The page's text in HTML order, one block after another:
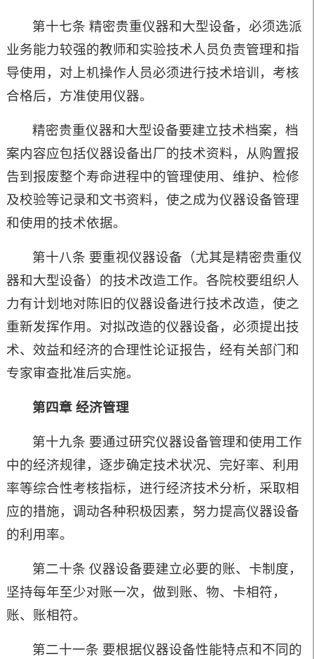
第十七条 精密贵重仪器和大型设备，必须选派
业务能力较强的教师和实验技术人员负责管理和指
导使用，对上机操作人员必须进行技术培训，考核
合格后，方准使用仪器。
精密贵重仪器和大型设备要建立技术档案，档
案内容应包括仪器设备出厂的技术资料，从购置报
告到报废整个寿命进程中的管理使用、维护、检修
及校验等记录和文书资料，使之成为仪器设备管理
和使用的技术依据。
第十八条 要重视仪器设备（尤其是精密贵重仪
器和大型设备）的技术改造工作。各院校要组织人
力有计划地对陈旧的仪器设备进行技术改造，使之
重新发挥作用。对拟改造的仪器设备，必须提出技
术、效益和经济的合理性论证报告，经有关部门和
专家审查批准后实施。
第四章 经济管理
第十九条 要通过研究仪器设备管理和使用工作
中的经济规律，逐步确定技术状况、完好率、利用
率等综合性考核指标，进行经济技术分析，采取相
应的措施，调动各种积极因素，努力提高仪器设备
的利用率。
第二十条 仪器设备要建立必要的账、卡制度，
坚持每年至少对账一次，做到账、物、卡相符，
账、账相符。
第二十一条 要根据仪器设备性能特点和不同的